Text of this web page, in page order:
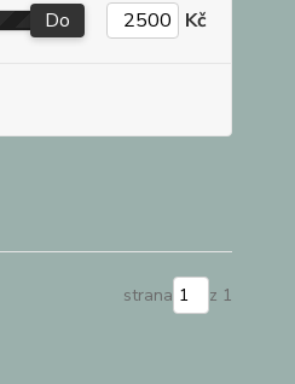
Do Kč
strana z 1